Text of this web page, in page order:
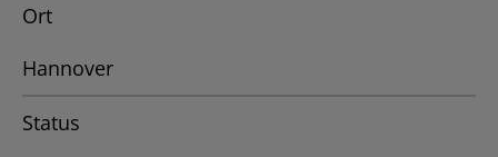
Ort
Hannover
Status